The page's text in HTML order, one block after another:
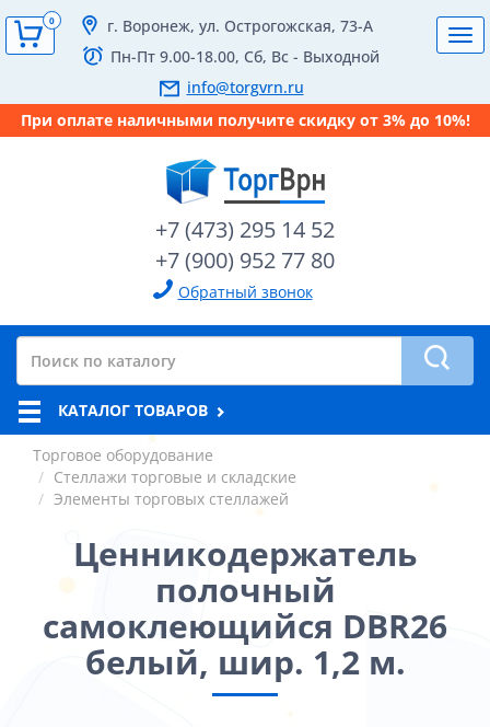
г. Воронеж, ул. Острогожская, 73-А
Пн-Пт 9.00-18.00, Сб, Вс - Выходной
info@torgvrn.ru
При оплате наличными получите скидку от 3% до 10%!
+7 (473) 295 14 52
+7 (900) 952 77 80
Обратный звонок
0
КАТАЛОГ ТОВАРОВ
Торговое оборудование
Стеллажи торговые и складские
Элементы торговых стеллажей
Ценникодержатель
полочный
самоклеющийся DBR26
белый, шир. 1,2 м.